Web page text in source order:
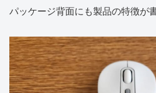
パッケージ背面にも製品の特徴が